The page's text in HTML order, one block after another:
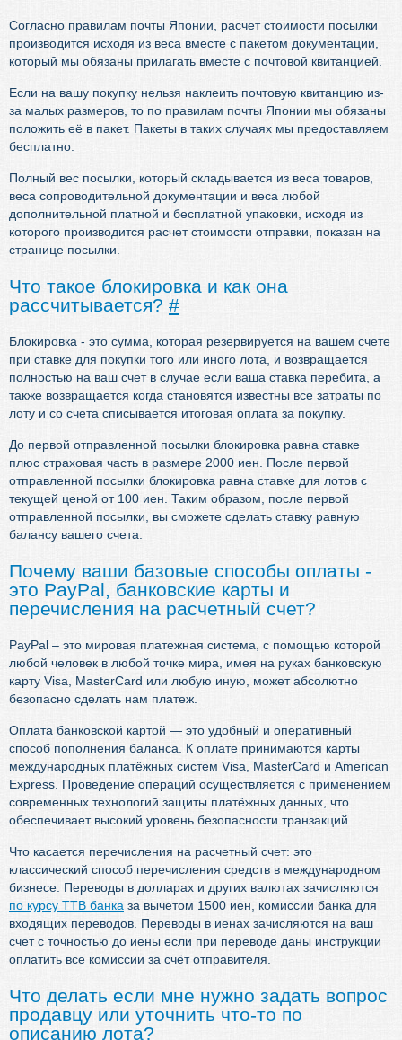
Согласно правилам почты Японии, расчет стоимости посылки
производится исходя из веса вместе с пакетом документации,
который мы обязаны прилагать вместе с почтовой квитанцией.
Если на вашу покупку нельзя наклеить почтовую квитанцию из-
за малых размеров, то по правилам почты Японии мы обязаны
положить её в пакет. Пакеты в таких случаях мы предоставляем
бесплатно.
Полный вес посылки, который складывается из веса товаров,
веса сопроводительной документации и веса любой
дополнительной платной и бесплатной упаковки, исходя из
которого производится расчет стоимости отправки, показан на
странице посылки.
Что такое блокировка и как она
рассчитывается? #
Блокировка - это сумма, которая резервируется на вашем счете
при ставке для покупки того или иного лота, и возвращается
полностью на ваш счет в случае если ваша ставка перебита, а
также возвращается когда становятся известны все затраты по
лоту и со счета списывается итоговая оплата за покупку.
До первой отправленной посылки блокировка равна ставке
плюс страховая часть в размере 2000 иен. После первой
отправленной посылки блокировка равна ставке для лотов с
текущей ценой от 100 иен. Таким образом, после первой
отправленной посылки, вы сможете сделать ставку равную
балансу вашего счета.
Почему ваши базовые способы оплаты -
это PayPal, банковские карты и
перечисления на расчетный счет?
PayPal – это мировая платежная система, с помощью которой
любой человек в любой точке мира, имея на руках банковскую
карту Visa, MasterCard или любую иную, может абсолютно
безопасно сделать нам платеж.
Оплата банковской картой — это удобный и оперативный
способ пополнения баланса. К оплате принимаются карты
международных платёжных систем Visa, MasterCard и American
Express. Проведение операций осуществляется с применением
современных технологий защиты платёжных данных, что
обеспечивает высокий уровень безопасности транзакций.
Что касается перечисления на расчетный счет: это
классический способ перечисления средств в международном
бизнесе. Переводы в долларах и других валютах зачисляются
по курсу TTB банка за вычетом 1500 иен, комиссии банка для
входящих переводов. Переводы в иенах зачисляются на ваш
счет с точностью до иены если при переводе даны инструкции
оплатить все комиссии за счёт отправителя.
Что делать если мне нужно задать вопрос
продавцу или уточнить что-то по
описанию лота?